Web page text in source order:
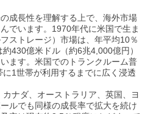
成長性を理解する上で、海外市場
でいます。1970年代に米国で生ま
ストレージ）市場は、年平均10％
430億米ドル（約6兆4,000億円）
ます。米国でのトランクルーム普
1世帯が利用するまでに広く浸透
ナダ、オーストラリア、英国、ヨ
ルでも同様の成長率で拡大を続け